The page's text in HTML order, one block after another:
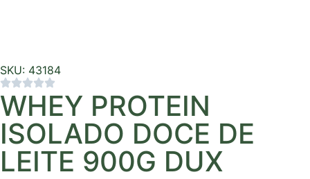
SKU: 43184
WHEY PROTEIN
ISOLADO DOCE DE
LEITE 900G DUX